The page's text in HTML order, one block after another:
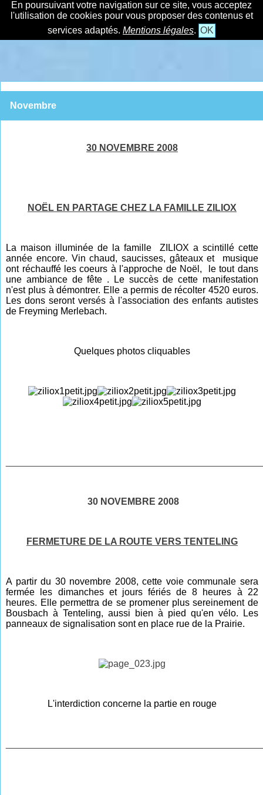
En poursuivant votre navigation sur ce site, vous acceptez
l'utilisation de cookies pour vous proposer des contenus et
services adaptés. Mentions légales. OK
Novembre
30 NOVEMBRE 2008
NOËL EN PARTAGE CHEZ LA FAMILLE ZILIOX
La maison illuminée de la famille ZILIOX a scintillé cette
année encore. Vin chaud, saucisses, gâteaux et musique
ont réchauffé les coeurs à l'approche de Noël, le tout dans
une ambiance de fête . Le succès de cette manifestation
n'est plus à démontrer. Elle a permis de récolter 4520 euros.
Les dons seront versés à l'association des enfants autistes
de Freyming Merlebach.
Quelques photos cliquables
30 NOVEMBRE 2008
FERMETURE DE LA ROUTE VERS TENTELING
A partir du 30 novembre 2008, cette voie communale sera
fermée les dimanches et jours fériés de 8 heures à 22
heures. Elle permettra de se promener plus sereinement de
Bousbach à Tenteling, aussi bien à pied qu'en vélo. Les
panneaux de signalisation sont en place rue de la Prairie.
L'interdiction concerne la partie en rouge